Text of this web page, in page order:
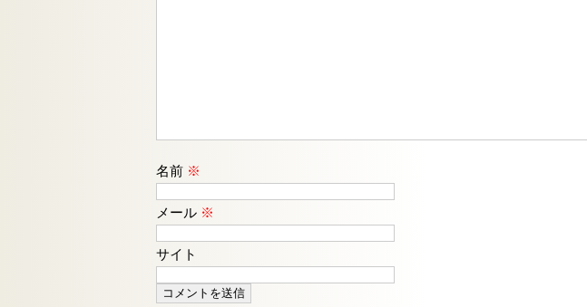
名前 ※
メール ※
サイト